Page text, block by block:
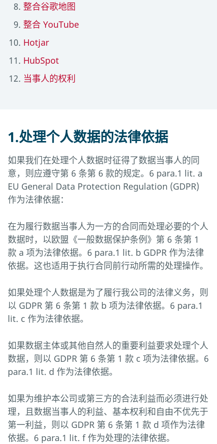
整合谷歌地图
整合 YouTube
Hotjar
HubSpot
当事人的权利
1.处理个人数据的法律依据
如果我们在处理个人数据时征得了数据当事人的同
意，则应遵守第 6 条第 6 款的规定。6 para.1 lit. a
EU General Data Protection Regulation (GDPR)
作为法律依据：
在为履行数据当事人为一方的合同而处理必要的个人
数据时，以欧盟《一般数据保护条例》第 6 条第 1
款 a 项为法律依据。6 para.1 lit. b GDPR 作为法律
依据。这也适用于执行合同前行动所需的处理操作。
如果处理个人数据是为了履行我公司的法律义务，则
以 GDPR 第 6 条第 1 款 b 项为法律依据。6 para.1
lit. c 作为法律依据。
如果数据主体或其他自然人的重要利益要求处理个人
数据，则以 GDPR 第 6 条第 1 款 c 项为法律依据。6
para.1 lit. d 作为法律依据。
如果为维护本公司或第三方的合法利益而必须进行处
理，且数据当事人的利益、基本权利和自由不优先于
第一利益，则以 GDPR 第 6 条第 1 款 d 项作为法律
依据。6 para.1 lit. f 作为处理的法律依据。